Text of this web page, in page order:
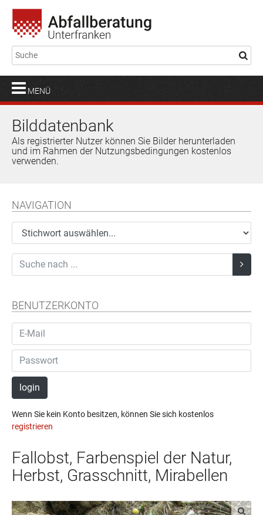
MENÜ
Bilddatenbank
Als registrierter Nutzer können Sie Bilder herunterladen
und im Rahmen der Nutzungsbedingungen kostenlos
verwenden.
NAVIGATION
BENUTZERKONTO
login
Wenn Sie kein Konto besitzen, können Sie sich kostenlos
registrieren
Fallobst, Farbenspiel der Natur,
Herbst, Grasschnitt, Mirabellen